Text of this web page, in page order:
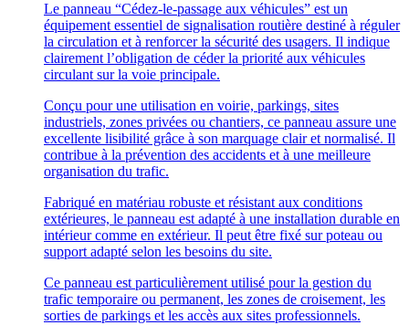
Le panneau “Cédez-le-passage aux véhicules” est un
équipement essentiel de signalisation routière destiné à réguler
la circulation et à renforcer la sécurité des usagers. Il indique
clairement l’obligation de céder la priorité aux véhicules
circulant sur la voie principale.
Conçu pour une utilisation en voirie, parkings, sites
industriels, zones privées ou chantiers, ce panneau assure une
excellente lisibilité grâce à son marquage clair et normalisé. Il
contribue à la prévention des accidents et à une meilleure
organisation du trafic.
Fabriqué en matériau robuste et résistant aux conditions
extérieures, le panneau est adapté à une installation durable en
intérieur comme en extérieur. Il peut être fixé sur poteau ou
support adapté selon les besoins du site.
Ce panneau est particulièrement utilisé pour la gestion du
trafic temporaire ou permanent, les zones de croisement, les
sorties de parkings et les accès aux sites professionnels.